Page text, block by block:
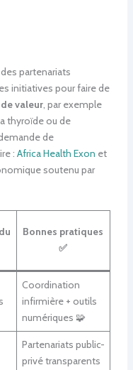
partenariats
initiatives pour faire de
valeur, par exemple
thyroïde ou de
de
: Africa Health Exon et
soutenu par
Bonnes pratiques
✅
Coordination
infirmière + outils
numériques 🧩
Partenariats public-
privé transparents